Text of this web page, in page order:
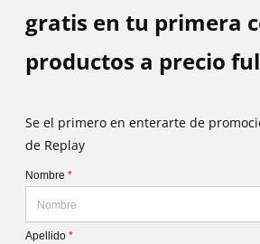
gratis en tu primera
productos a precio
Se el primero en enterarte de
de Replay
Nombre *
Apellido *